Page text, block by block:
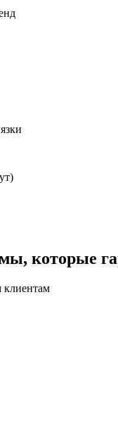
которые
клиентам